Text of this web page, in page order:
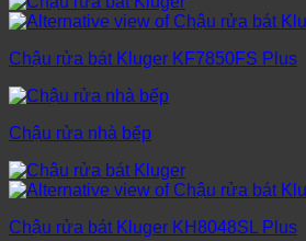
Chậu rửa bát Kluger KF7850FS Plus
Chậu rửa nhà bếp
Chậu rửa bát Kluger KH8048SL Plus